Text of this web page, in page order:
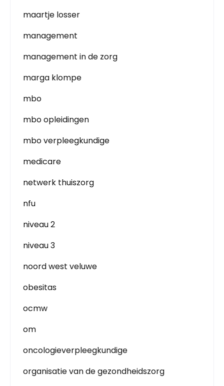
maartje losser
management
management in de zorg
marga klompe
mbo
mbo opleidingen
mbo verpleegkundige
medicare
netwerk thuiszorg
nfu
niveau 2
niveau 3
noord west veluwe
obesitas
ocmw
om
oncologieverpleegkundige
organisatie van de gezondheidszorg